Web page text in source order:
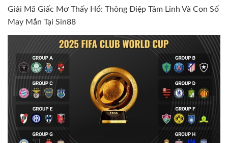
Giải Mã Giấc Mơ Thấy Hổ: Thông Điệp Tâm Linh Và Con Số
May Mắn Tại Sin88